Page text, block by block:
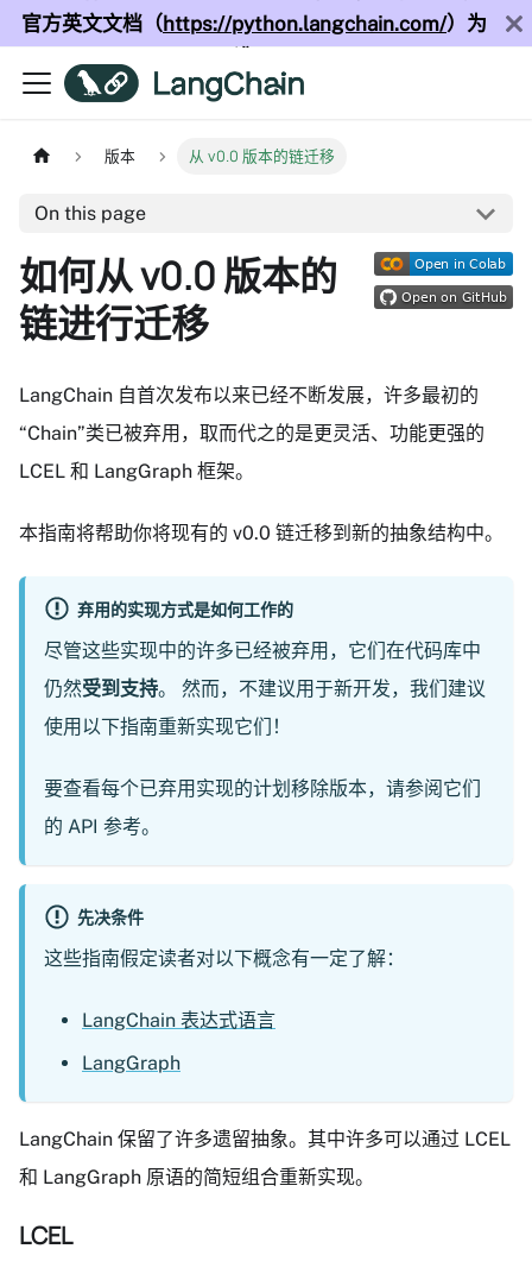
官方英文文档（https://python.langchain.com/）为
版本 从 v0.0 版本的链迁移
On this page
如何从 v0.0 版本的
链进行迁移
LangChain 自首次发布以来已经不断发展，许多最初的
“Chain”类已被弃用，取而代之的是更灵活、功能更强的
LCEL 和 LangGraph 框架。
本指南将帮助你将现有的 v0.0 链迁移到新的抽象结构中。
弃用的实现方式是如何工作的
尽管这些实现中的许多已经被弃用，它们在代码库中
仍然受到支持。 然而，不建议用于新开发，我们建议
使用以下指南重新实现它们！
要查看每个已弃用实现的计划移除版本，请参阅它们
的 API 参考。
先决条件
这些指南假定读者对以下概念有一定了解：
LangChain 表达式语言
LangGraph
LangChain 保留了许多遗留抽象。其中许多可以通过 LCEL
和 LangGraph 原语的简短组合重新实现。
LCEL